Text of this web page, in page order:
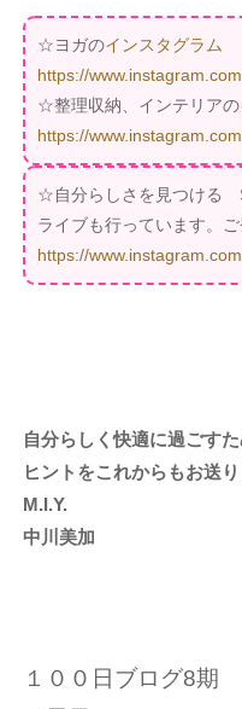
☆ヨガのインスタグラム
https://
☆整理収納、インテリアの
https://
☆自分らしさを見つける
ライブも行っています。
https://
自分らしく快適に過ごす
ヒントをこれからもお送
M.I.Y.
中川美加
１００日ブログ8期